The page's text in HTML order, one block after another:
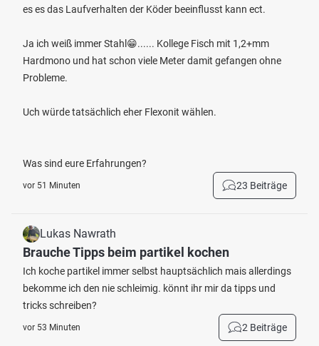
es es das Laufverhalten der Köder beeinflusst kann ect.
Ja ich weiß immer Stahl😁...... Kollege Fisch mit 1,2+mm
Hardmono und hat schon viele Meter damit gefangen ohne
Probleme.
Uch würde tatsächlich eher Flexonit wählen.
Was sind eure Erfahrungen?
vor 51 Minuten 23 Beiträge
Lukas Nawrath
Brauche Tipps beim partikel kochen
Ich koche partikel immer selbst hauptsächlich mais allerdings
bekomme ich den nie schleimig. könnt ihr mir da tipps und
tricks schreiben?
vor 53 Minuten 2 Beiträge